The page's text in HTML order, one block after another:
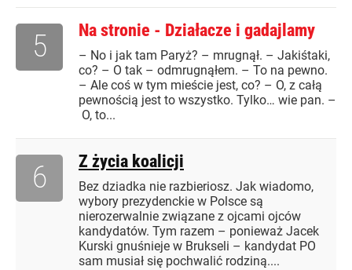
Na stronie - Działacze i gadajlamy
– No i jak tam Paryż? – mrugnął. – Jakiśtaki,
co? – O tak – odmrugnąłem. – To na pewno.
– Ale coś w tym mieście jest, co? – O, z całą
pewnością jest to wszystko. Tylko… wie pan. –
O, to...
5
Z życia koalicji
Bez dziadka nie razbieriosz. Jak wiadomo,
wybory prezydenckie w Polsce są
nierozerwalnie związane z ojcami ojców
kandydatów. Tym razem – ponieważ Jacek
Kurski gnuśnieje w Brukseli – kandydat PO
sam musiał się pochwalić rodziną....
6